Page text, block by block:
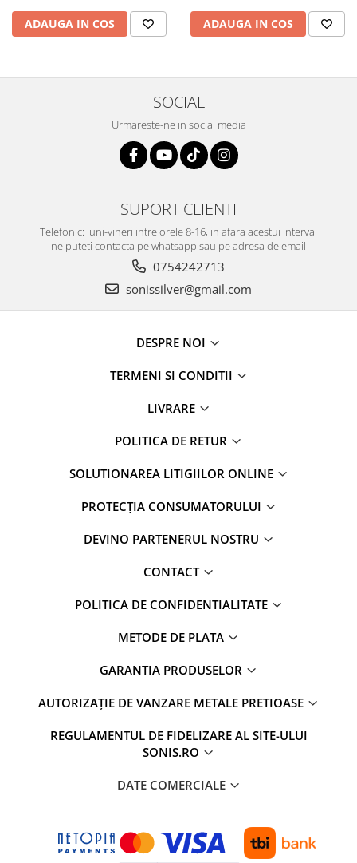
ADAUGA IN COS ADAUGA IN COS
SOCIAL
Urmareste-ne in social media
SUPORT CLIENTI
Telefonic: luni-vineri intre orele 8-16, in afara acestui interval
ne puteti contacta pe whatsapp sau pe adresa de email
0754242713
sonissilver@gmail.com
DESPRE NOI
TERMENI SI CONDITII
LIVRARE
POLITICA DE RETUR
SOLUTIONAREA LITIGIILOR ONLINE
PROTECȚIA CONSUMATORULUI
DEVINO PARTENERUL NOSTRU
CONTACT
POLITICA DE CONFIDENTIALITATE
METODE DE PLATA
GARANTIA PRODUSELOR
AUTORIZAȚIE DE VANZARE METALE PRETIOASE
REGULAMENTUL DE FIDELIZARE AL SITE-ULUI
SONIS.RO
DATE COMERCIALE